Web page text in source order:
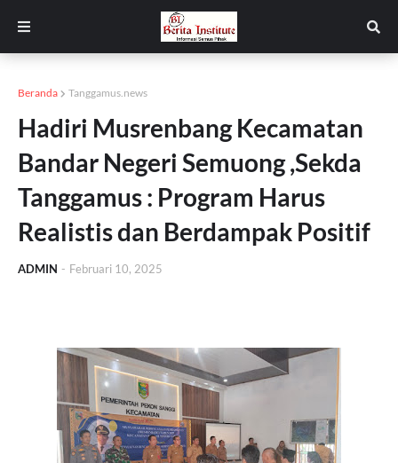
Beranda Tanggamus.news
Hadiri Musrenbang Kecamatan
Bandar Negeri Semuong ,Sekda
Tanggamus : Program Harus
Realistis dan Berdampak Positif
ADMIN - Februari 10, 2025